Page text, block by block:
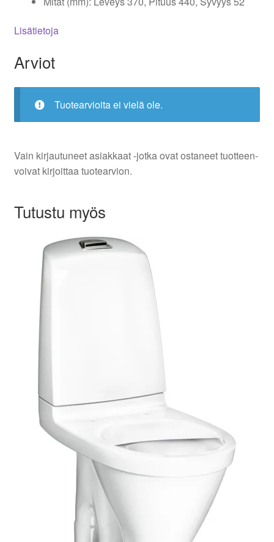
Lisätietoja
Arviot
Tuotearvioita ei vielä ole.
Vain kirjautuneet asiakkaat -jotka ovat ostaneet tuotteen-
voivat kirjoittaa tuotearvion.
Tutustu myös